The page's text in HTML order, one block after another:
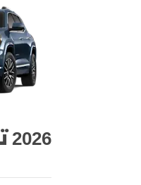
2026 تيرين دينالي